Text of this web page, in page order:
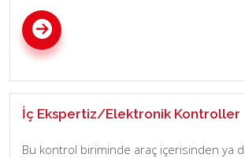
İç Ekspertiz/Elektronik Kontroller
Bu kontrol biriminde araç içerisinden ya